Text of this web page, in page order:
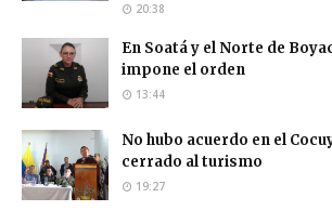
20:38
En Soatá y el Norte de
impone el orden
13:44
No hubo acuerdo en el
cerrado al turismo
19:27